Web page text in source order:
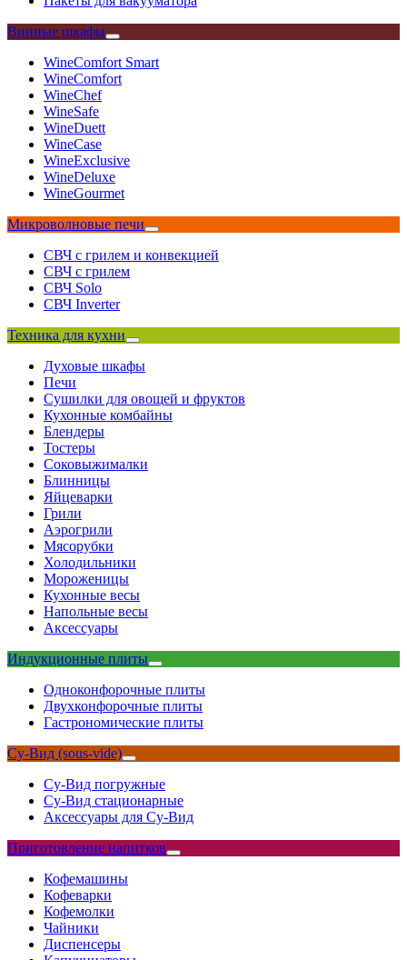
Винные шкафы
WineComfort Smart
WineComfort
WineChef
WineSafe
WineDuett
WineCase
WineExclusive
WineDeluxe
WineGourmet
Микроволновые печи
СВЧ с грилем и конвекцией
СВЧ с грилем
СВЧ Solo
СВЧ Inverter
Техника для кухни
Духовые шкафы
Печи
Сушилки для овощей и фруктов
Кухонные комбайны
Блендеры
Тостеры
Соковыжималки
Блинницы
Яйцеварки
Грили
Аэрогрили
Мясорубки
Холодильники
Мороженицы
Кухонные весы
Напольные весы
Аксессуары
Индукционные плиты
Одноконфорочные плиты
Двухконфорочные плиты
Гастрономические плиты
Су-Вид (sous-vide)
Су-Вид погружные
Су-Вид стационарные
Аксессуары для Су-Вид
Приготовление напитков
Кофемашины
Кофеварки
Кофемолки
Чайники
Диспенсеры